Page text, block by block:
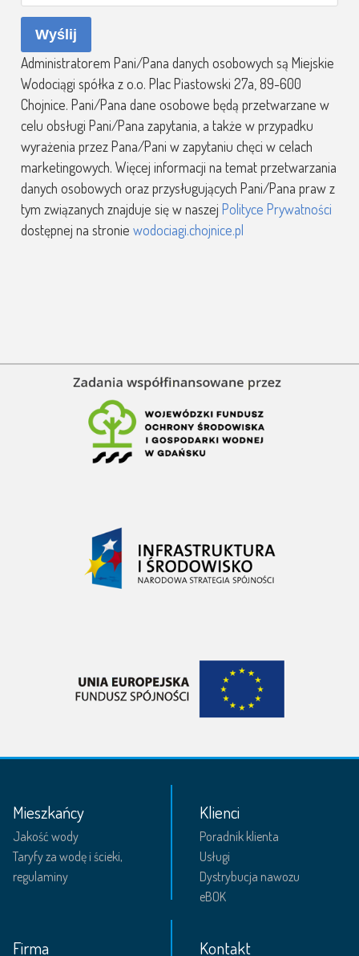
Wyślij
Administratorem Pani/Pana danych osobowych są Miejskie
Wodociągi spółka z o.o. Plac Piastowski 27a, 89-600
Chojnice. Pani/Pana dane osobowe będą przetwarzane w
celu obsługi Pani/Pana zapytania, a także w przypadku
wyrażenia przez Pana/Pani w zapytaniu chęci w celach
marketingowych. Więcej informacji na temat przetwarzania
danych osobowych oraz przysługujących Pani/Pana praw z
tym związanych znajduje się w naszejPolityce Prywatności
dostępnej na stroniewodociagi.chojnice.pl
Mieszkańcy
Jakość wody
Taryfy za wodę i ścieki,
regulaminy
Klienci
Poradnik klienta
Usługi
Dystrybucja nawozu
eBOK
Firma Kontakt